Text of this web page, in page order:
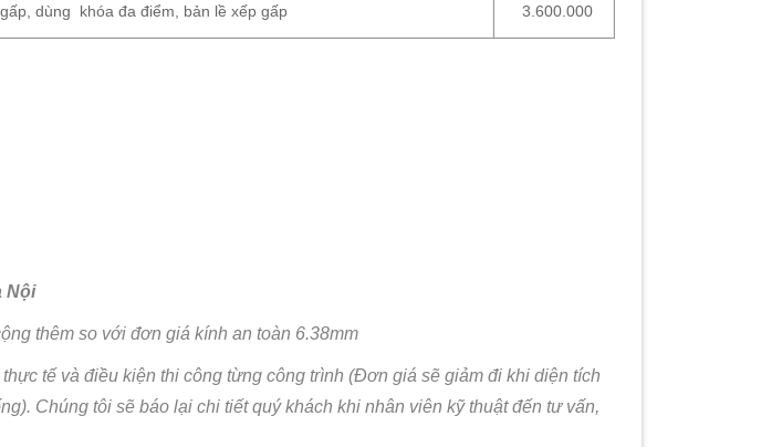
dùng khóa đa điểm, bản lề xếp gấp 3.600.000
Nội
thêm so với đơn giá kính an toàn 6.38mm
tế và điều kiện thi công từng công trình (Đơn giá sẽ giảm đi khi diện tích
Chúng tôi sẽ báo lại chi tiết quý khách khi nhân viên kỹ thuật đến tư vấn,